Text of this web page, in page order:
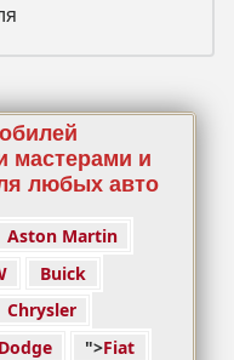
мастерами и
любых авто
Aston Martin
Buick
Chrysler
Dodge ">Fiat